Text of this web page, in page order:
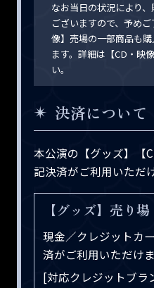
なお当日の状況により
ございますので、予め
像】売場の一部商品も
ます。詳細は【CD・映
い。
決済について
本公演の【グッズ】【
記決済がご利用いただ
【グッズ】売り場
現金／クレジットカ
済がご利用いただけま
[対応クレジットブラ